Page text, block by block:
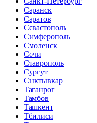
Саранск
Саратов
Севастополь
Симферополь
Смоленск
Сочи
Ставрополь
Сургут
Сыктывкар
Таганрог
Тамбов
Ташкент
Тбилиси